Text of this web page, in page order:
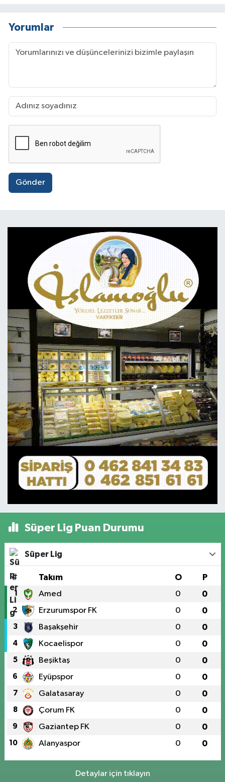
Yorumlar
Gönder
Süper Lig Puan Durumu
Süper Lig
# Takım O P
1 Amed 0 0
2 Erzurumspor FK 0 0
3 Başakşehir 0 0
4 Kocaelispor 0 0
5 Beşiktaş 0 0
6 Eyüpspor 0 0
7 Galatasaray 0 0
8 Çorum FK 0 0
9 Gaziantep FK 0 0
10 Alanyaspor 0 0
Detaylar için tıklayın